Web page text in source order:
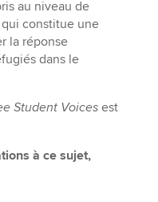
au niveau de
constitue une
la réponse
dans le
Student Voicesest
à ce sujet,